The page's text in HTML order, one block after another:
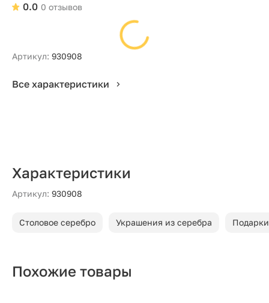
0 отзывов
0.0
Артикул: 930908
Все характеристики
Характеристики
Артикул: 930908
Столовое серебро Украшения из серебра
Похожие товары